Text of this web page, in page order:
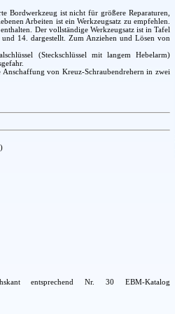
Bordwerkzeug ist nicht für größere Reparaturen,
Arbeiten ist ein Werkzeugsatz zu empfehlen.
Der vollständige Werkzeugsatz ist in Tafel
14. dargestellt. Zum Anziehen und Lösen von
(Steckschlüssel mit langem Hebelarm)
von Kreuz-Schraubendrehern in zwei
entsprechend Nr. 30 EBM-Katalog